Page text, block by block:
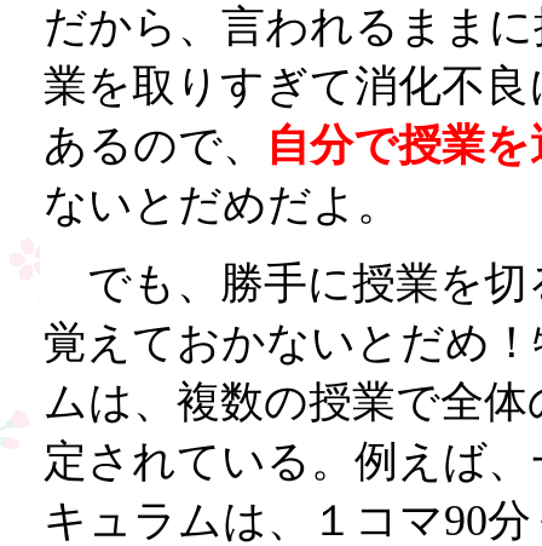
だから、言われるまま
業を取りすぎて消化不
あるので、
自分で授業
ないとだめだよ。
でも、勝手に授業を切
覚えておかないとだめ
ムは、複数の授業で全
定されている。例えば
キュラムは、１コマ90